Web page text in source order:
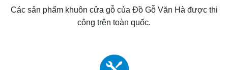
Các sản phẩm khuôn cửa gỗ của Đồ Gỗ Văn Hà được thi
công trên toàn quốc.